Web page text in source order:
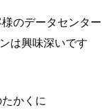
のデータセンター
は興味深いです
かくに